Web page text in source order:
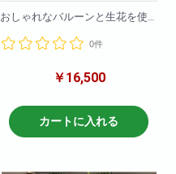
おしゃれなバルーンと生花を使
生花やバルーンのお色の変更も
こちらは大流行のオーロラバル
ドになります！
H190
0件
￥16,500
カートに入れる